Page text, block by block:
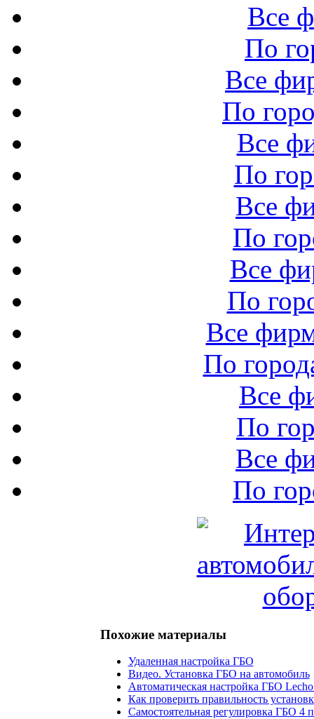
Все
По
Все
По
Все
По
Все
По
Все
По
Все
По
Все
По
Все
По
Похожие материалы
Удаленная настройка ГБО
Видео. Установка ГБО на автомобиль
Автоматическая настройка ГБО
Как проверить правильность
Самостоятельная регулировка ГБО 4